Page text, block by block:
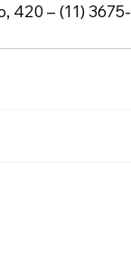
420 – (11)